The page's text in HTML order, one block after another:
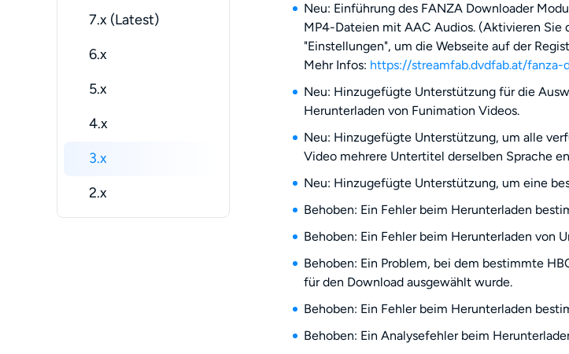
7.x (Latest)
6.x
5.x
4.x
3.x
2.x
Neu: Einführung des FANZA Downloader
MP4-Dateien mit AAC Audios. (Aktivieren Sie
"Einstellungen", um die Webseite auf der
Mehr Infos: https://streamfab.dvdfab.at/fanza-
Neu: Hinzugefügte Unterstützung für die
Herunterladen von Funimation Videos.
Neu: Hinzugefügte Unterstützung, um alle
Video mehrere Untertitel derselben Sprache
Neu: Hinzugefügte Unterstützung, um eine
Behoben: Ein Fehler beim Herunterladen
Behoben: Ein Fehler beim Herunterladen von
Behoben: Ein Problem, bei dem bestimmte
für den Download ausgewählt wurde.
Behoben: Ein Fehler beim Herunterladen
Behoben: Ein Analysefehler beim